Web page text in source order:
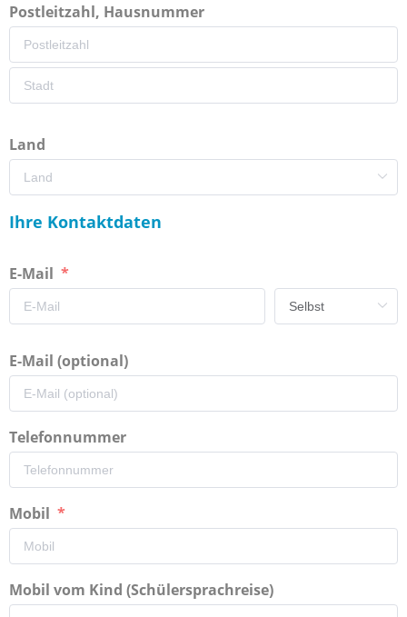
Postleitzahl, Hausnummer
Land
Ihre Kontaktdaten
E-Mail
E-Mail (optional)
Telefonnummer
Mobil
Mobil vom Kind (Schülersprachreise)